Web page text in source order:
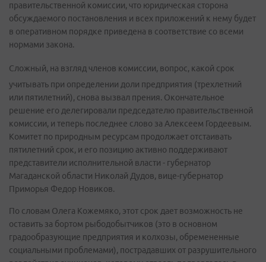
правительственной комиссии, что юридическая сторона
обсуждаемого постановления и всех приложений к нему будет
в оперативном порядке приведена в соответствие со всеми
нормами закона.
Сложный, на взгляд членов комиссии, вопрос, какой срок
учитывать при определении доли предприятия (трехлетний
или пятилетний), снова вызвал прения. Окончательное
решение его делегировали председателю правительственной
комиссии, и теперь последнее слово за Алексеем Гордеевым.
Комитет по природным ресурсам продолжает отстаивать
пятилетний срок, и его позицию активно поддерживают
представители исполнительной власти - губернатор
Магаданской области Николай Дудов, вице-губернатор
Приморья Федор Новиков.
По словам Олега Кожемяко, этот срок дает возможность не
оставить за бортом рыбодобытчиков (это в основном
градообразующие предприятия и колхозы, обремененные
социальными проблемами), пострадавших от разрушительного